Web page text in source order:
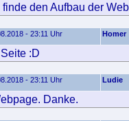
finde den Aufbau der
- 23:11 Uhr Homer
:D
- 23:11 Uhr Ludie
Danke.